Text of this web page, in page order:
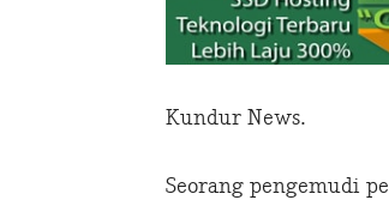
Kundur News.
Seorang pengemudi